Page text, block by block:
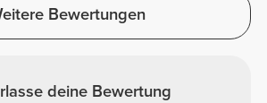
Bewertungen
deine Bewertung